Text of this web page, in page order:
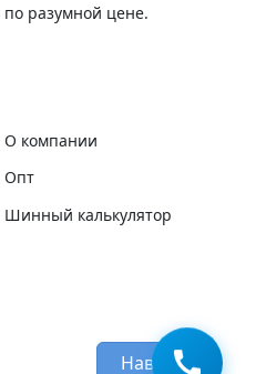
по разумной цене.
О компании
Опт
Шинный калькулятор
Наверх